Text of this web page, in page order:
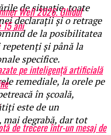
de situație, toate
declarații și o retrage
de la posibilitatea
repetenți și până la
specifice.
remediale, la orele pe
în școală,
este de un
degrabă, dar tot
Well 2026. Ghidul
ani
pe inteligență artificială
de trecere într-un mesaj de